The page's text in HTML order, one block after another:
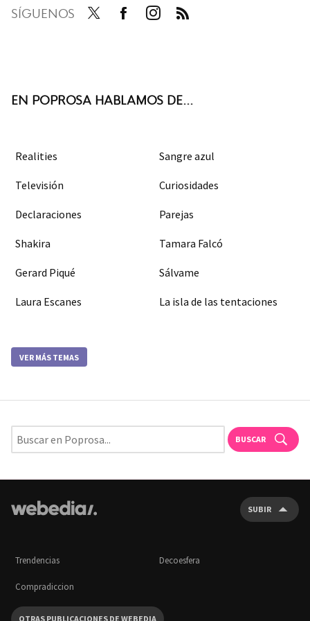
SÍGUENOS
EN POPROSA HABLAMOS DE...
Realities Sangre azul
Televisión Curiosidades
Declaraciones Parejas
Shakira Tamara Falcó
Gerard Piqué Sálvame
Laura Escanes La isla de las tentaciones
VER MÁS TEMAS
BUSCAR
SUBIR
Trendencias Decoesfera
Compradiccion
OTRAS PUBLICACIONES DE WEBEDIA